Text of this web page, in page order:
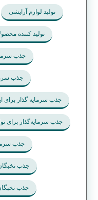
تولید لوازم آرایشی
تولید کننده
جذب
جذب
جذب سرمایه گذار برای
جذب سرمایه‌گذار برای
جذب
جذب
جذب